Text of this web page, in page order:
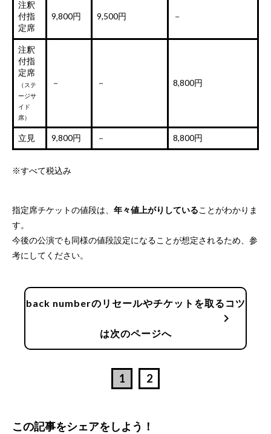
注釈
付指
定席
9,800円 9,500円 －
注釈
付指
定席
（ステ
ージサ
イド
席）
－ － 8,800円
立見 9,800円 － 8,800円
※すべて税込み
指定席チケットの値段は、 年々値上がりしていることがわかりま
す。
今後の公演でも同様の値段設定になることが想定されるため、参
考にしてください。
back numberのリセールやチケットを取るコツ
は次のページへ
chevron_right
1 2
この記事をシェアをしよう！